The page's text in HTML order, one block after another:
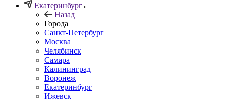
Екатеринбург
Назад
Города
Санкт-Петербург
Москва
Челябинск
Самара
Калининград
Воронеж
Екатеринбург
Ижевск